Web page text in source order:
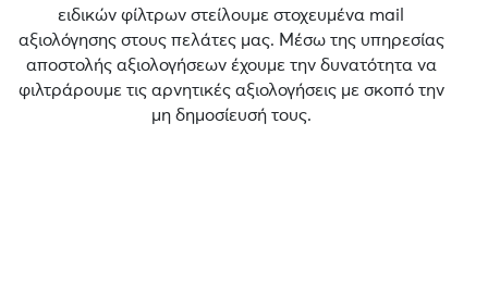
ειδικών φίλτρων στείλουμε στοχευμένα mail
αξιολόγησης στους πελάτες μας. Μέσω της υπηρεσίας
αποστολής αξιολογήσεων έχουμε την δυνατότητα να
φιλτράρουμε τις αρνητικές αξιολογήσεις με σκοπό την
μη δημοσίευσή τους.